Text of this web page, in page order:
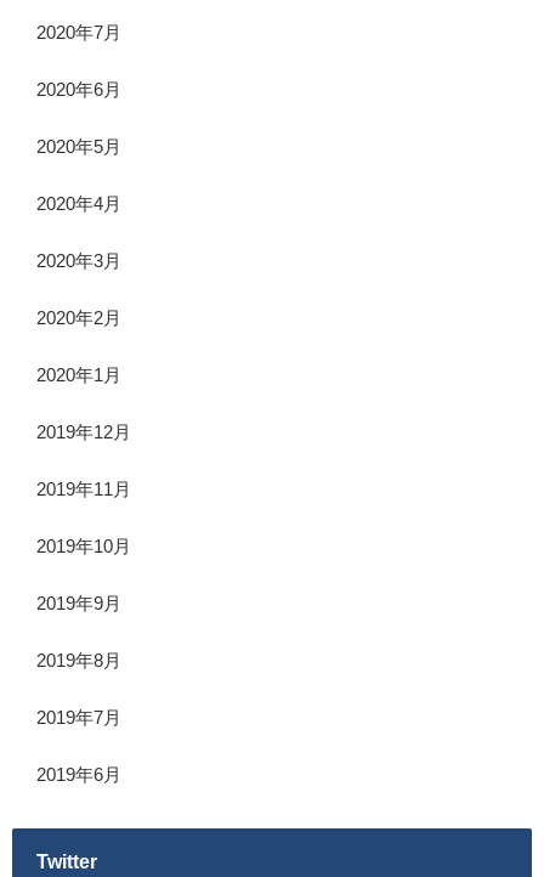
2020年7月
2020年6月
2020年5月
2020年4月
2020年3月
2020年2月
2020年1月
2019年12月
2019年11月
2019年10月
2019年9月
2019年8月
2019年7月
2019年6月
Twitter